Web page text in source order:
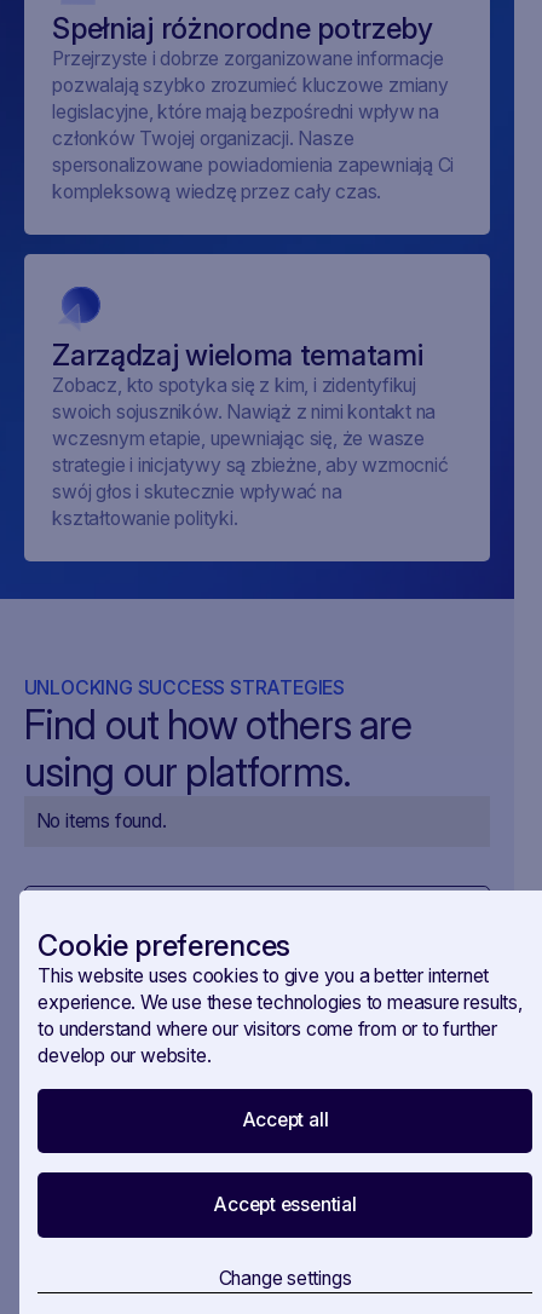
Cookie preferences
This website uses cookies to give you a better internet
experience. We use these technologies to measure results,
to understand where our visitors come from or to further
develop our website.
Accept all
Accept essential
Change settings
Spełniaj różnorodne potrzeby
Przejrzyste i dobrze zorganizowane informacje
pozwalają szybko zrozumieć kluczowe zmiany
legislacyjne, które mają bezpośredni wpływ na
członków Twojej organizacji. Nasze
spersonalizowane powiadomienia zapewniają Ci
kompleksową wiedzę przez cały czas.
Zarządzaj wieloma tematami
Zobacz, kto spotyka się z kim, i zidentyfikuj
swoich sojuszników. Nawiąż z nimi kontakt na
wczesnym etapie, upewniając się, że wasze
strategie i inicjatywy są zbieżne, aby wzmocnić
swój głos i skutecznie wpływać na
kształtowanie polityki.
UNLOCKING SUCCESS STRATEGIES
Find out how others are
using our platforms.
No items found.
Poruszaj się po
zawiłościach przepisów
dotyczących handlu i
przemysłu
SAVOIRR wyposaża organizacje w narzędzia do